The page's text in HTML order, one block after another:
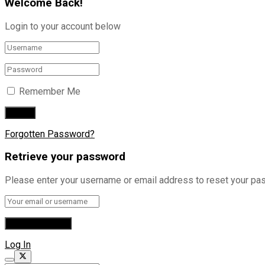
Welcome Back!
Login to your account below
Remember Me
Forgotten Password?
Retrieve your password
Please enter your username or email address to reset your
Log In